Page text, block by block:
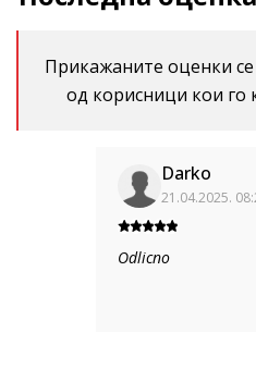
Прикажаните оценки
од корисници кои го
Darko
21.04.2025.
Odlicno